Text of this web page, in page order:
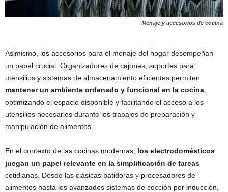
Menaje y accesorios de cocina
Asimismo, los accesorios para el menaje del hogar desempeñan
un papel crucial. Organizadores de cajones, soportes para
utensilios y sistemas de almacenamiento eficientes permiten
mantener un ambiente ordenado y funcional en la cocina
optimizando el espacio disponible y facilitando el acceso a los
utensilios necesarios durante los trabajos de preparación y
manipulación de alimentos.
En el contexto de las cocinas modernas, los electrodomésticos
juegan un papel relevante en la simplificación de tareas
cotidianas. Desde las clásicas batidoras y procesadores de
alimentos hasta los avanzados sistemas de cocción por inducción,